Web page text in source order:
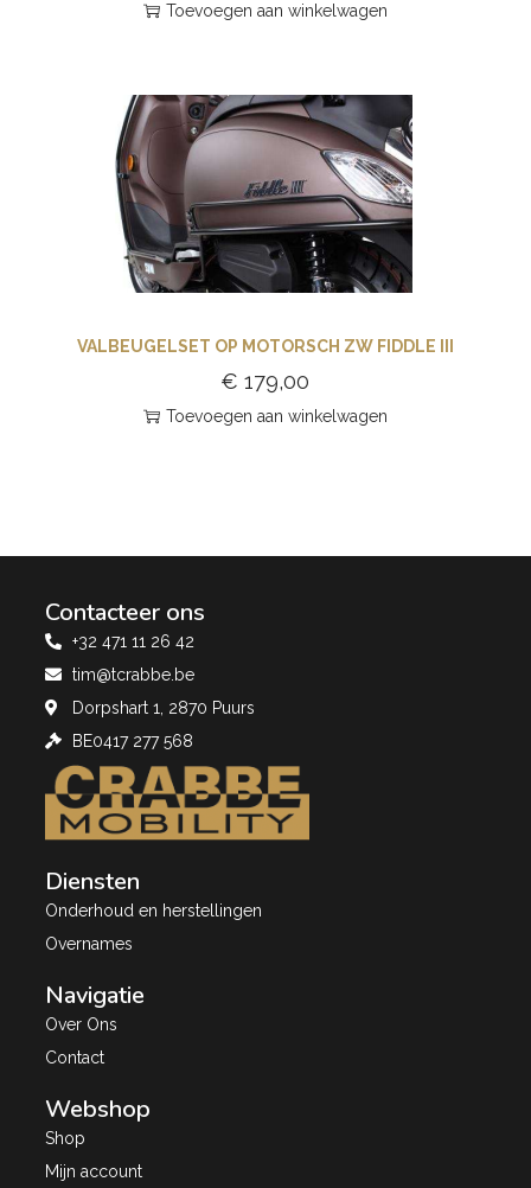
Toevoegen aan winkelwagen
VALBEUGELSET OP MOTORSCH ZW FIDDLE III
€ 179,00
Toevoegen aan winkelwagen
Contacteer ons
+32 471 11 26 42
tim@tcrabbe.be
Dorpshart 1, 2870 Puurs
BE0417 277 568
Diensten
Onderhoud en herstellingen
Overnames
Navigatie
Over Ons
Contact
Webshop
Shop
Mijn account